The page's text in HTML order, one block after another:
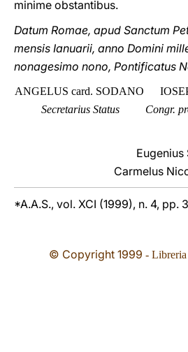
minime obstantibus.
Datum Romae, apud Sanctum
mensis Ianuarii, anno Domini
nonagesimo nono, Pontificatus
ANGELUS card. SODANO
Secretarius Status
Congr.
Eugenius
Carmelus
*A.A.S., vol. XCI (1999), n. 4, pp.
© Copyright 1999 - Libreria